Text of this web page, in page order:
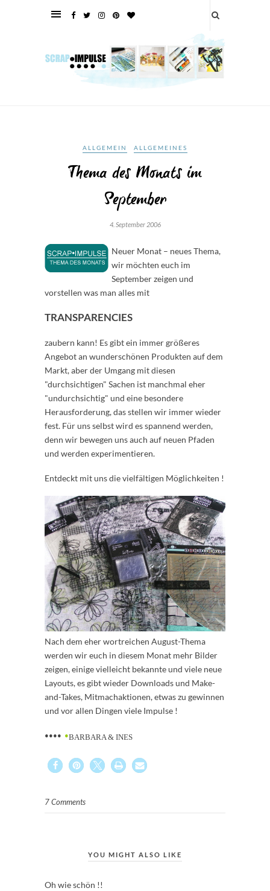
ALLGEMEIN ALLGEMEINES
Thema des Monats im
September
4. September 2006
Neuer Monat – neues Thema,
wir möchten euch im
September zeigen und
vorstellen was man alles mit
TRANSPARENCIES
zaubern kann! Es gibt ein immer größeres
Angebot an wunderschönen Produkten auf dem
Markt, aber der Umgang mit diesen
"durchsichtigen" Sachen ist manchmal eher
"undurchsichtig" und eine besondere
Herausforderung, das stellen wir immer wieder
fest. Für uns selbst wird es spannend werden,
denn wir bewegen uns auch auf neuen Pfaden
und werden experimentieren.
Entdeckt mit uns die vielfältigen Möglichkeiten !
Nach dem eher wortreichen August-Thema
werden wir euch in diesem Monat mehr Bilder
zeigen, einige vielleicht bekannte und viele neue
Layouts, es gibt wieder Downloads und Make-
and-Takes, Mitmachaktionen, etwas zu gewinnen
und vor allen Dingen viele Impulse !
•••• •BARBARA & INES
7 Comments
YOU MIGHT ALSO LIKE
Oh wie schön !!